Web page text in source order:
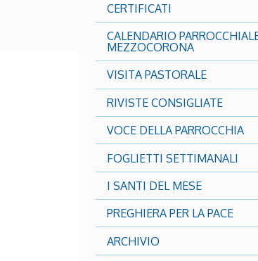
CERTIFICATI
CALENDARIO
MEZZOCORONA
VISITA PASTORALE
RIVISTE CONSIGLIATE
VOCE DELLA PARROCCHIA
FOGLIETTI SETTIMANALI
I SANTI DEL MESE
PREGHIERA PER LA PACE
ARCHIVIO